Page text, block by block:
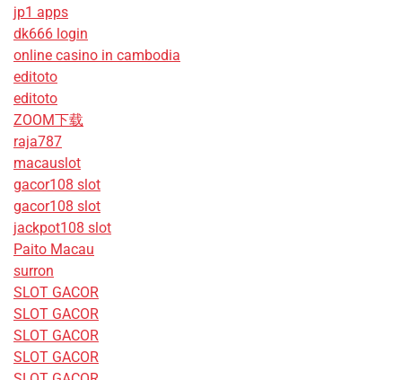
jp1 apps
dk666 login
online casino in cambodia
editoto
editoto
ZOOM下载
raja787
macauslot
gacor108 slot
gacor108 slot
jackpot108 slot
Paito Macau
surron
SLOT GACOR
SLOT GACOR
SLOT GACOR
SLOT GACOR